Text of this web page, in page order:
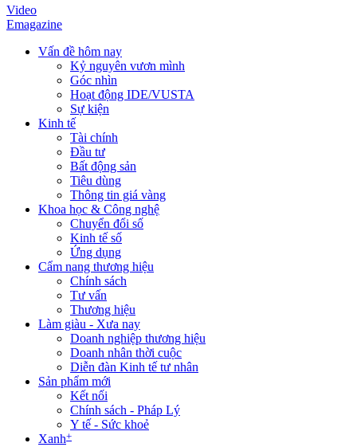
Video
Emagazine
Vấn đề hôm nay
Kỷ nguyên vươn mình
Góc nhìn
Hoạt động IDE/VUSTA
Sự kiện
Kinh tế
Tài chính
Đầu tư
Bất động sản
Tiêu dùng
Thông tin giá vàng
Khoa học & Công nghệ
Chuyển đổi số
Kinh tế số
Ứng dụng
Cẩm nang thương hiệu
Chính sách
Tư vấn
Thương hiệu
Làm giàu - Xưa nay
Doanh nghiệp thương hiệu
Doanh nhân thời cuộc
Diễn đàn Kinh tế tư nhân
Sản phẩm mới
Kết nối
Chính sách - Pháp Lý
Y tế - Sức khoẻ
Xanh+